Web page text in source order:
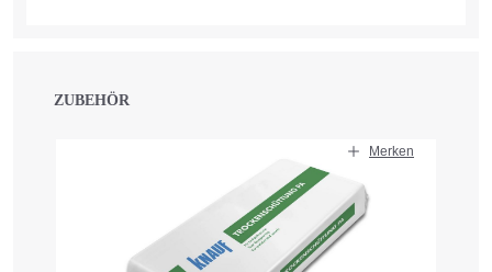
Produktgalerie überspringen
ZUBEHÖR
Merken